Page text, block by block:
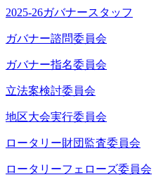
2025-26ガバナースタッフ
ガバナー諮問委員会
ガバナー指名委員会
立法案検討委員会
地区大会実行委員会
ロータリー財団監査委員会
ロータリーフェローズ委員会